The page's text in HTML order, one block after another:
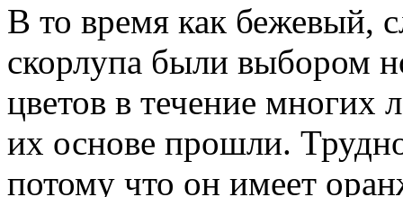
В то время как бежевый,
скорлупа были выбором
цветов в течение многих
их основе прошли.
потому что он имеет